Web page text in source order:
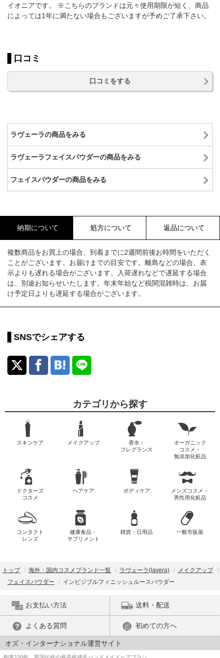
イオニアです。 ※こちらのブランドは元々使用期限が短く、商品
によっては1年に満たない場合もございますが予めご了承下さい。
口コミ
口コミをする
ラヴェーラの商品をみる
ラヴェーラフェイスパウダーの商品をみる
フェイスパウダーの商品をみる
納期について 処方について 返品について
複数商品をお買上の場合、到着までに2週間前後お時間をいただく
ことがございます。お届けまでの目安です。離島などの場合、表
示よりも遅れる場合がございます。入荷遅れなどで遅延する場合
は、別途お知らせいたします。年末年始など税関混雑時は、お届
け予定日よりも遅延する場合がございます。
SNSでシェアする
カテゴリから探す
スキンケア メイクアップ
香水・
フレグランス
オーガニック
コスメ・
無添加化粧品
ドクターズ
コスメ
ヘアケア ボディケア
メンズコスメ・
男性用化粧品
コンタクト
レンズ
健康食品・
サプリメント
雑貨・日用品 一般市販薬
トップ 海外・国内コスメブランド一覧 ラヴェーラ(lavera)
メイクアップ
フェイスパウダー
インビジブルフィニッシュルースパウダー
お支払い方法 送料・配送
よくある質問 初めての方へ
オズ・インターナショナル運営サイト